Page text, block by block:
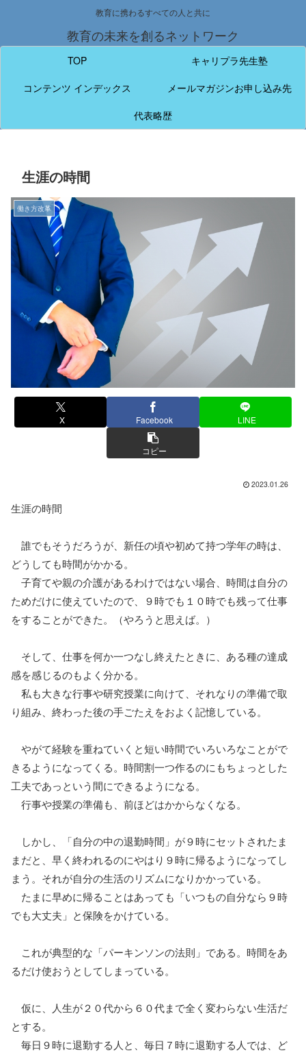
教育に携わるすべての人と共に
教育の未来を創るネットワーク
TOP
キャリプラ先生塾
コンテンツ インデックス
メールマガジンお申し込み先
代表略歴
生涯の時間
働き方改革
X Facebook LINE
コピー
2023.01.26
生涯の時間
誰でもそうだろうが、新任の頃や初めて持つ学年の時は、
どうしても時間がかかる。
子育てや親の介護があるわけではない場合、時間は自分の
ためだけに使えていたので、９時でも１０時でも残って仕事
をすることができた。（やろうと思えば。）
そして、仕事を何か一つなし終えたときに、ある種の達成
感を感じるのもよく分かる。
私も大きな行事や研究授業に向けて、それなりの準備で取
り組み、終わった後の手ごたえをおよく記憶している。
やがて経験を重ねていくと短い時間でいろいろなことがで
きるようになってくる。時間割一つ作るのにもちょっとした
工夫であっという間にできるようになる。
行事や授業の準備も、前ほどはかからなくなる。
しかし、「自分の中の退勤時間」が９時にセットされたま
まだと、早く終われるのにやはり９時に帰るようになってし
まう。それが自分の生活のリズムになりかかっている。
たまに早めに帰ることはあっても「いつもの自分なら９時
でも大丈夫」と保険をかけている。
これが典型的な「パーキンソンの法則」である。時間をあ
るだけ使おうとしてしまっている。
仮に、人生が２０代から６０代まで全く変わらない生活だ
とする。
毎日９時に退勤する人と、毎日７時に退勤する人では、ど